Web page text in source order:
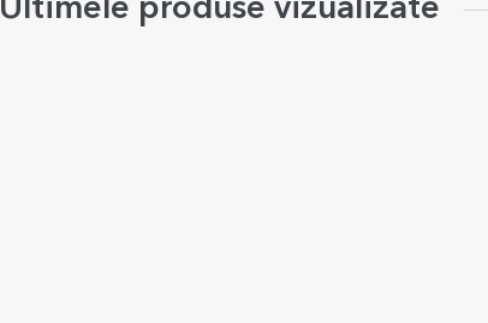
Ultimele produse vizualizate